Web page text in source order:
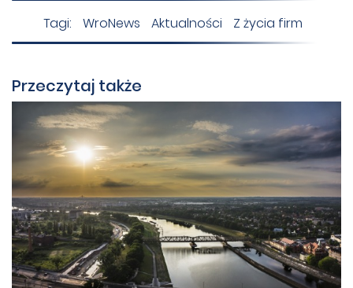
Tagi: WroNews Aktualności Z życia firm
Przeczytaj także